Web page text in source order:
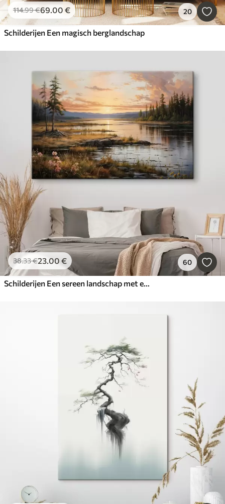
114.99€69.00 € 20
Schilderijen Een magisch berglandschap
38.33€23.00 € 60
Schilderijen Een sereen landschap met een meer omringd door pijnbomen, die de warme kleuren van de zonsondergang weerspiegelen